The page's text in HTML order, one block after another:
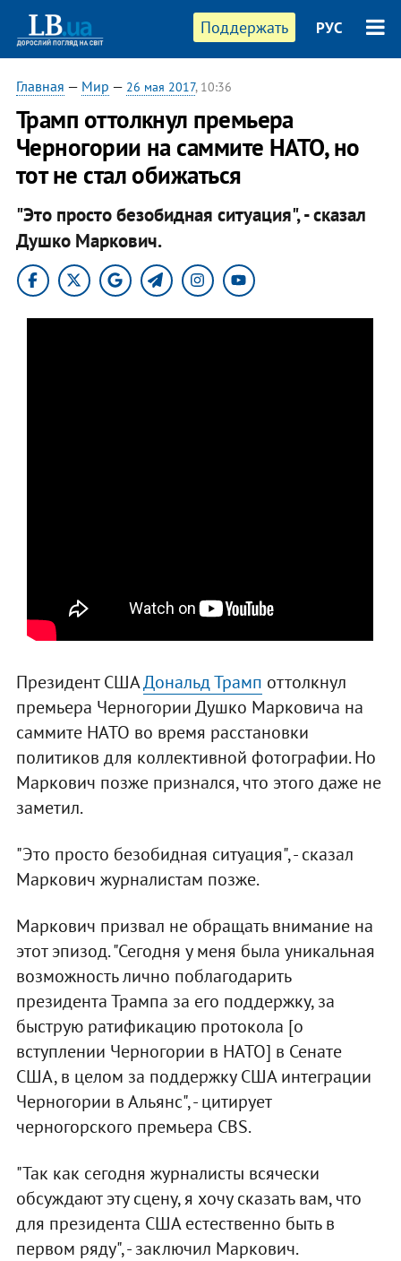
Поддержать РУС
Главная — Мир — 26 мая 2017, 10:36
​Трамп оттолкнул премьера
Черногории на саммите НАТО, но
тот не стал обижаться
"Это просто безобидная ситуация", - сказал
Душко Маркович.
Президент СШАДональд Трамп оттолкнул
премьера Черногории Душко Марковича на
саммите НАТО во время расстановки
политиков для коллективной фотографии. Но
Маркович позже признался, что этого даже не
заметил.
"Это просто безобидная ситуация", - сказал
Маркович журналистам позже.
Маркович призвал не обращать внимание на
этот эпизод. "Сегодня у меня была уникальная
возможность лично поблагодарить
президента Трампа за его поддержку, за
быструю ратификацию протокола [о
вступлении Черногории в НАТО] в Сенате
США, в целом за поддержку США интеграции
Черногории в Альянс", - цитирует
черногорского премьера CBS.
"Так как сегодня журналисты всячески
обсуждают эту сцену, я хочу сказать вам, что
для президента США естественно быть в
первом ряду", - заключил Маркович.